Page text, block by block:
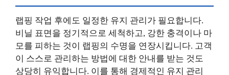
랩핑 작업 후에도 일정한 유지 관리가 필요합니다.
비닐 표면을 정기적으로 세척하고, 강한 충격이나 마
모를 피하는 것이 랩핑의 수명을 연장시킵니다. 고객
이 스스로 관리하는 방법에 대한 안내를 받는 것도
상당히 유익합니다. 이를 통해 경제적인 유지 관리